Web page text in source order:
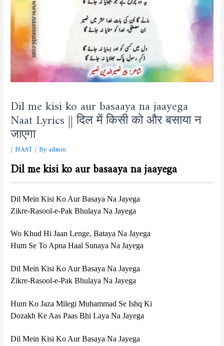
Dil me kisi ko aur basaaya na jaayega
Naat Lyrics || दिल में किसी को और बसाया न
जाएगा
/NAAT/ Byadmin
Dil me kisi ko aur basaaya na jaayega
Dil Mein Kisi Ko Aur Basaya Na Jayega
Zikre-Rasool-e-Pak Bhulaya Na Jayega
Wo Khud Hi Jaan Lenge, Bataya Na Jayega
Hum Se To Apna Haal Sunaya Na Jayega
Dil Mein Kisi Ko Aur Basaya Na Jayega
Zikre-Rasool-e-Pak Bhulaya Na Jayega
Hum Ko Jaza Milegi Muhammad Se Ishq Ki
Dozakh Ke Aas Paas Bhi Laya Na Jayega
Dil Mein Kisi Ko Aur Basaya Na Jayega